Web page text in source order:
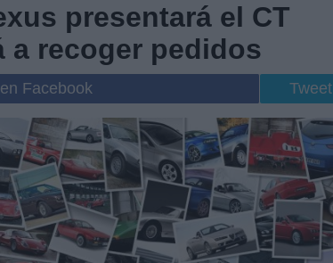
presentará el CT
a recoger pedidos
Facebook Tweet